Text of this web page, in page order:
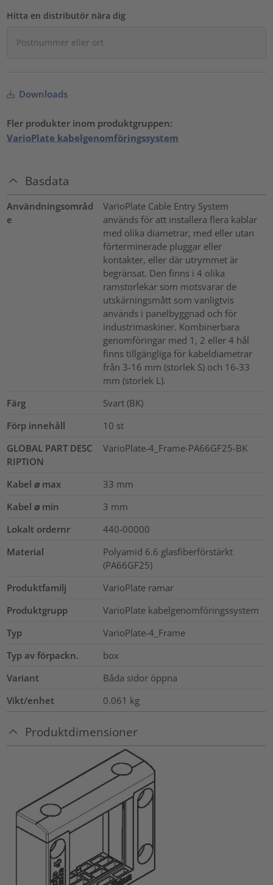
Hitta en distributör nära dig
Downloads
Fler produkter inom produktgruppen:
VarioPlate kabelgenomföringssystem
Basdata
Användningsområd
e
VarioPlate Cable Entry System
används för att installera flera kablar
med olika diametrar, med eller utan
förterminerade pluggar eller
kontakter, eller där utrymmet är
begränsat. Den finns i 4 olika
ramstorlekar som motsvarar de
utskärningsmått som vanligtvis
används i panelbyggnad och för
industrimaskiner. Kombinerbara
genomföringar med 1, 2 eller 4 hål
finns tillgängliga för kabeldiametrar
från 3-16 mm (storlek S) och 16-33
mm (storlek L).
Färg
Svart (BK)
Förp innehåll
10 st
GLOBAL PART DESC
RIPTION
VarioPlate-4_Frame-PA66GF25-BK
Kabel ⌀ max 33 mm
Kabel ⌀ min
3 mm
Lokalt ordernr
440-00000
Material
Polyamid 6.6 glasfiberförstärkt
(PA66GF25)
Produktfamilj
VarioPlate ramar
Produktgrupp
VarioPlate kabelgenomföringssystem
Typ
VarioPlate-4_Frame
Typ av förpackn.
box
Variant
Båda sidor öppna
Vikt/enhet
0.061 kg
Produktdimensioner